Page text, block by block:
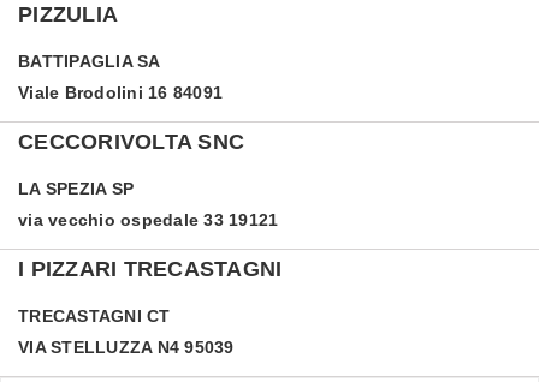
PIZZULIA
BATTIPAGLIA SA
Viale Brodolini 16 84091
CECCORIVOLTA SNC
LA SPEZIA SP
via vecchio ospedale 33 19121
I PIZZARI TRECASTAGNI
TRECASTAGNI CT
VIA STELLUZZA N4 95039